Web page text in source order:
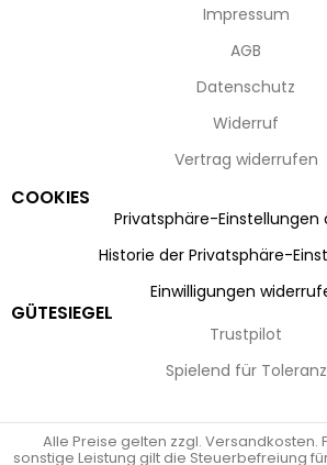
Impressum
AGB
Datenschutz
Widerruf
Vertrag widerrufen
COOKIES
Privatsphäre-Einstellungen
Historie der Privatsphäre-
Einwilligungen
GÜTESIEGEL
Trustpilot
Spielend für Toleranz
Alle Preise gelten zzgl. Versandkosten.
sonstige Leistung gilt die Steuerbefreiung